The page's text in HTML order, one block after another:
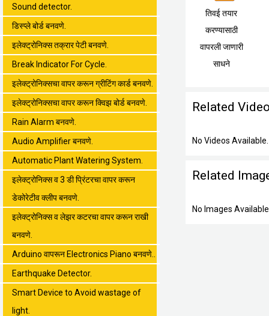
Sound detector.
डिस्प्ले बोर्ड बनवणे.
इलेक्ट्रोनिक्स तक्रार पेटी बनवणे.
Break Indicator For Cycle.
इलेक्ट्रोनिक्सचा वापर करून ग्रीटिंग कार्ड बनवणे.
इलेक्ट्रोनिक्सचा वापर करून क्विझ बोर्ड बनवणे.
Rain Alarm बनवणे.
Audio Amplifier बनवणे.
Automatic Plant Watering System.
इलेक्ट्रोनिक्स व 3 डी प्रिंटरचा वापर करून
डेकोरेटीव क्लीप बनवणे.
इलेक्ट्रोनिक्स व लेझर कटरचा वापर करून राखी
बनवणे.
Arduino वापरून Electronics Piano बनवणे..
Earthquake Detector.
Smart Device to Avoid wastage of
light.
तिवई तयार
करण्यासाठी
वापरली जाणारी
साधने
Related
No Videos Available.
Related
No Images